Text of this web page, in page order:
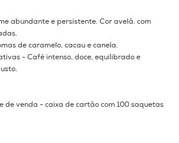
abundante e persistente. Cor avelã. com
de caramelo, cacau e canela.
- Café intenso, doce, equilibrado e
de venda - caixa de cartão com 100 saquetas